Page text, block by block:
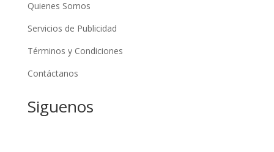
Quienes Somos
Servicios de Publicidad
Términos y Condiciones
Contáctanos
Siguenos